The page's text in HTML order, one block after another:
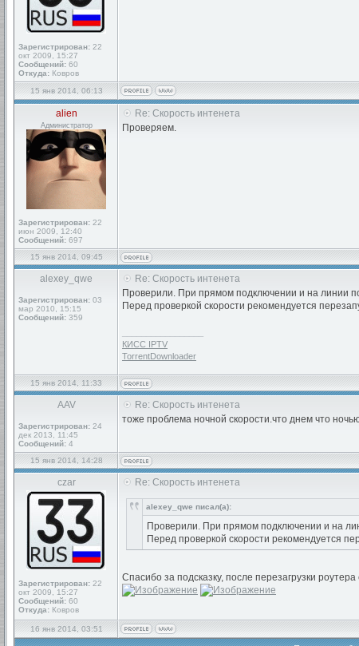
Зарегистрирован: 22
окт 2009, 15:27
Сообщений: 60
Откуда: Ковров
15 янв 2014, 06:13
alien
Администратор
Зарегистрирован: 22
июн 2009, 12:40
Сообщений: 697
Re: Скорость интенета
Проверяем.
15 янв 2014, 09:45
alexey_qwe
Зарегистрирован: 03
мар 2010, 15:15
Сообщений: 359
Re: Скорость интенета
Проверили. При прямом подключении и на линии
Перед проверкой скорости рекомендуется
КИСС IPTV
TorrentDownloader
15 янв 2014, 11:33
AAV
Зарегистрирован: 24
дек 2013, 11:45
Сообщений: 4
Re: Скорость интенета
тоже проблема ночной скорости.что днем что
15 янв 2014, 14:28
czar
Зарегистрирован: 22
окт 2009, 15:27
Сообщений: 60
Откуда: Ковров
Re: Скорость интенета
alexey_qwe писал(а):
Проверили. При прямом подключении и на
Перед проверкой скорости рекомендуется
Спасибо за подсказку, после перезагрузки
16 янв 2014, 03:51